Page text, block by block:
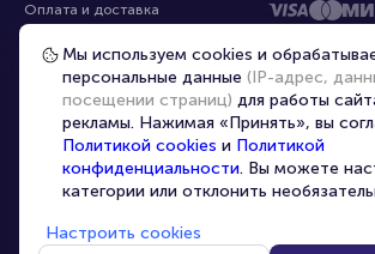
Оплата и доставка
Частые вопросы
Перепродажа билетов
Организаторам
Корпоративным клиентам
VIP-билеты
Персональные данные
Мы используем cookies и
персональные данные (IP-адрес,
посещении страниц) для работы
рекламы. Нажимая «Принять», вы
Политикой cookies и Политикой
конфиденциальности. Вы можете
категории или отклонить
Настроить cookies